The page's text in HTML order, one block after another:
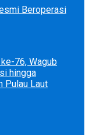
Beroperasi
76, Wagub
hingga
Pulau Laut